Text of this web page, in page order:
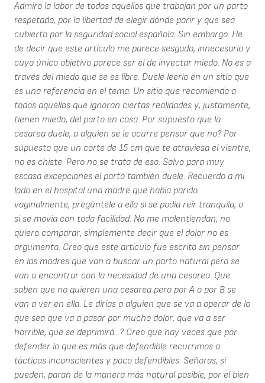
Admiro la labor de todos aquellos que trabajan por un parto
respetado, por la libertad de elegir dónde parir y que sea
cubierto por la seguridad social española. Sin embargo. He
de decir que este artículo me parece sesgado, innecesario y
cuyo único objetivo parece ser el de inyectar miedo. No es a
través del miedo que se es libre. Duele leerlo en un sitio que
es una referencia en el tema. Un sitio que recomiendo a
todos aquellos que ignoran ciertas realidades y, justamente,
tienen miedo, del parto en casa. Por supuesto que la
cesarea duele, a alguien se le ocurre pensar que no? Por
supuesto que un corte de 15 cm que te atraviesa el vientre,
no es chiste. Pero no se trata de eso. Salvo para muy
escasa excepciones el parto también duele. Recuerdo a mi
lado en el hospital una madre que había parido
vaginalmente, pregúntele a ella si se podía reír tranquila, o
si se movia con toda facilidad. No me malentiendan, no
quiero comparar, simplemente decir que el dolor no es
argumento. Creo que este artículo fue escrito sin pensar
en las madres que van a buscar un parto natural pero se
van a encontrar con la necesidad de una cesarea. Que
saben que no quieren una cesarea pero por A o por B se
van a ver en ella. Le dirías a alguien que se va a operar de lo
que sea que va a pasar por mucho dolor, que va a ser
horrible, que se deprimirá...? Creo que hay veces que por
defender lo que es más que defendible recurrimos a
tácticas inconscientes y poco defendibles. Señoras, si
pueden, paran de la manera más natural posible, por el bien